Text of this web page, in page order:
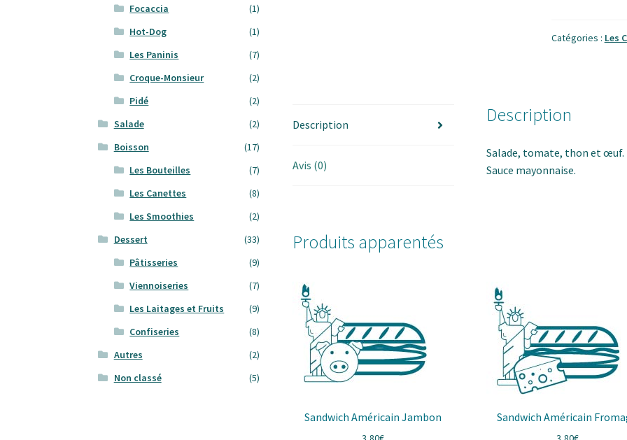
Catégories : Les
Description
Avis (0)
Description
Salade, tomate, thon et œuf.
Sauce mayonnaise.
Produits apparentés
Sandwich Américain Jambon Sandwich Américain
Focaccia
(1)
Hot-Dog
(1)
Les Paninis
(7)
Croque-Monsieur
(2)
Pidé
(2)
Salade
(2)
Boisson
(17)
Les Bouteilles
(7)
Les Canettes
(8)
Les Smoothies
(2)
Dessert
(33)
Pâtisseries
(9)
Viennoiseries
(7)
Les Laitages et Fruits
(9)
Confiseries
(8)
Autres
(2)
Non classé
(5)